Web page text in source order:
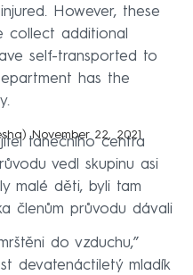
However, these
collect additional
self-transported to
has the
November 22, 2021
tanečního centra
vedl skupinu asi
malé děti, byli tam
členům průvodu dávali
do vzduchu,”
devatenáctiletý mladík